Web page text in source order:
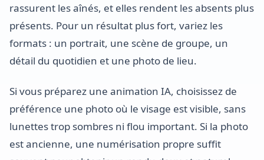
rassurent les aînés, et elles rendent les absents plus
présents. Pour un résultat plus fort, variez les
formats : un portrait, une scène de groupe, un
détail du quotidien et une photo de lieu.
Si vous préparez une animation IA, choisissez de
préférence une photo où le visage est visible, sans
lunettes trop sombres ni flou important. Si la photo
est ancienne, une numérisation propre suffit